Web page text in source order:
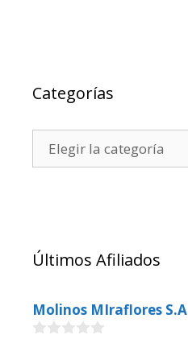
Categorías
Últimos Afiliados
Molinos MIraflores S.A